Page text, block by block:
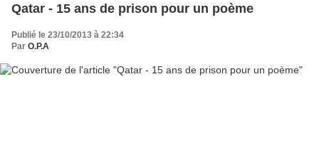
Qatar - 15 ans de prison pour un poème
Publié le 23/10/2013 à 22:34
Par O.P.A